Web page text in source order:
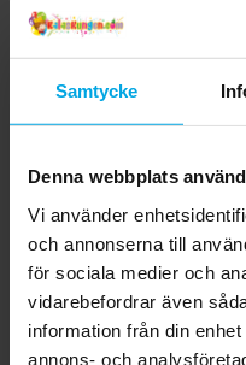
Samtycke
Denna webbplats
Vi använder
och annonserna till
för sociala medier och
vidarebefordrar även
information från din
annons- och
Pris12,00 kr
KÖP